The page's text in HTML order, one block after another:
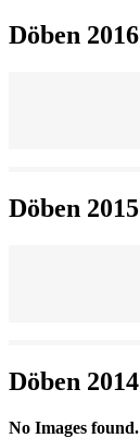
Döben 2016
Döben 2015
Döben 2014
No Images found.